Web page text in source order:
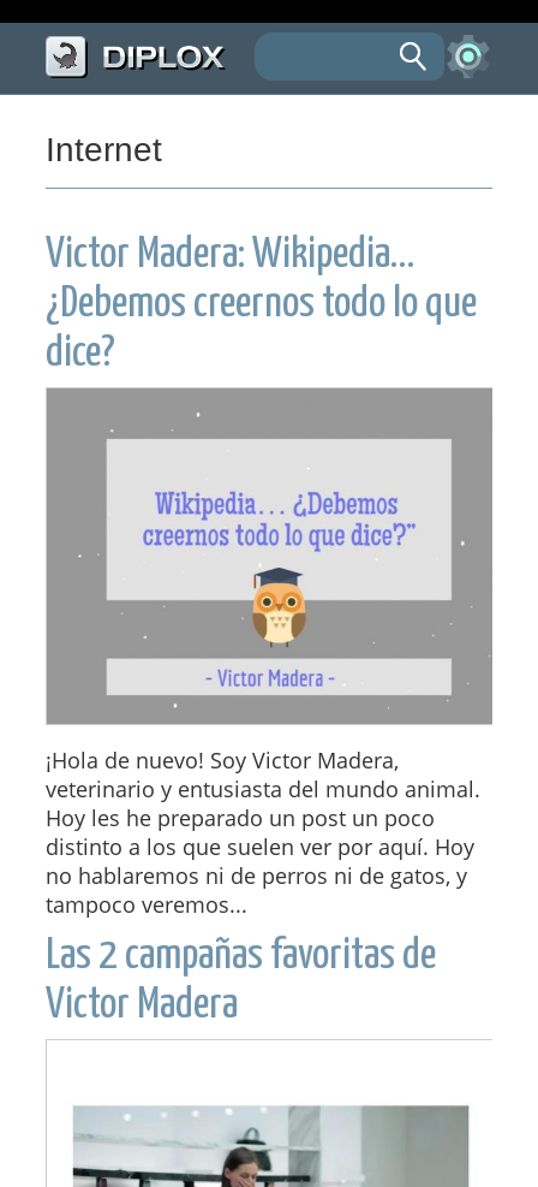
Internet
Victor Madera: Wikipedia…
¿Debemos creernos todo lo que
dice?
¡Hola de nuevo! Soy Victor Madera,
veterinario y entusiasta del mundo animal.
Hoy les he preparado un post un poco
distinto a los que suelen ver por aquí. Hoy
no hablaremos ni de perros ni de gatos, y
tampoco veremos...
Las 2 campañas favoritas de
Victor Madera